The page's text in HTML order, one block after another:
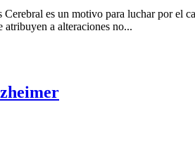
es un motivo para luchar por el
atribuyen a alteraciones no...